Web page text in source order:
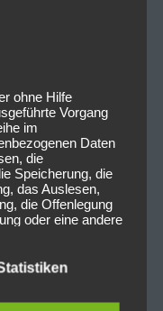
ohne Hilfe
Vorgang
im
Daten
die
Speicherung, die
das Auslesen,
die Offenlegung
oder eine andere